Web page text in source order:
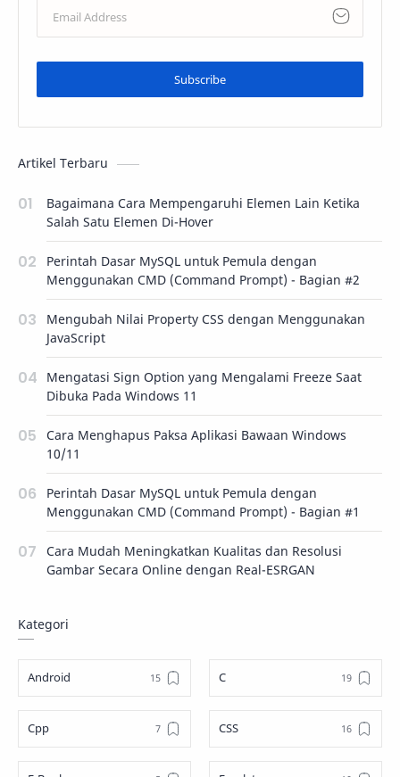
Subscribe
Artikel Terbaru
Bagaimana Cara Mempengaruhi Elemen Lain Ketika
Salah Satu Elemen Di-Hover
Perintah Dasar MySQL untuk Pemula dengan
Menggunakan CMD (Command Prompt) - Bagian #2
Mengubah Nilai Property CSS dengan Menggunakan
JavaScript
Mengatasi Sign Option yang Mengalami Freeze Saat
Dibuka Pada Windows 11
Cara Menghapus Paksa Aplikasi Bawaan Windows
10/11
Perintah Dasar MySQL untuk Pemula dengan
Menggunakan CMD (Command Prompt) - Bagian #1
Cara Mudah Meningkatkan Kualitas dan Resolusi
Gambar Secara Online dengan Real-ESRGAN
Kategori
Android C
Cpp CSS